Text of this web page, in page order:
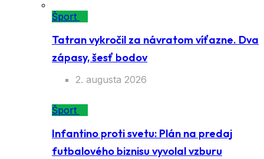
Šport
Tatran vykročil za návratom víťazne. Dva
zápasy, šesť bodov
2. augusta 2026
Šport
Infantino proti svetu: Plán na predaj
futbalového biznisu vyvolal vzburu